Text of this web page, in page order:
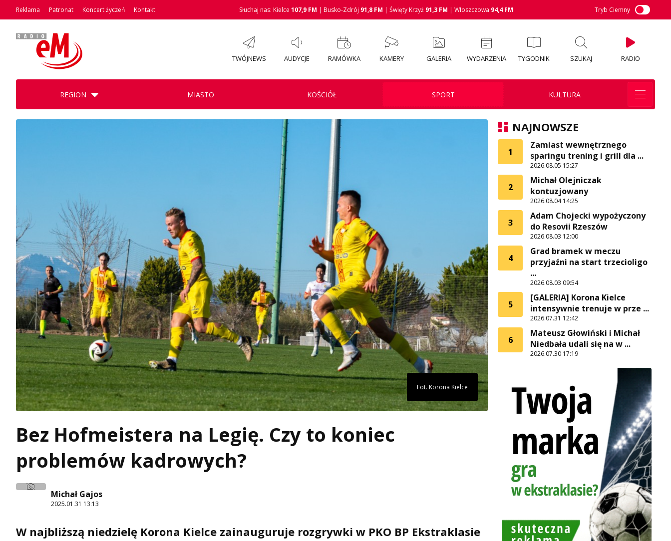
Reklama Patronat Koncert życzeń Kontakt Słuchaj nas: Kielce 107,9 FM | Busko-Zdrój 91,8 FM | Święty Krzyż 91,3 FM | Włoszczowa 94,4 FM Tryb Ciemny
TWÓJNEWS AUDYCJE RAMÓWKA KAMERY GALERIA WYDARZENIA TYGODNIK SZUKAJ RADIO
REGION MIASTO KOŚCIÓŁ SPORT KULTURA
Fot. Korona Kielce
Bez Hofmeistera na Legię. Czy to koniec
problemów kadrowych?
Michał Gajos
2025.01.31 13:13
W najbliższą niedzielę Korona Kielce zainauguruje rozgrywki w PKO BP Ekstraklasie
NAJNOWSZE
1
Zamiast wewnętrznego
sparingu trening i grill dla ...
2026.08.05 15:27
2
Michał Olejniczak
kontuzjowany
2026.08.04 14:25
3
Adam Chojecki wypożyczony
do Resovii Rzeszów
2026.08.03 12:00
4
Grad bramek w meczu
przyjaźni na start trzecioligo
...
2026.08.03 09:54
5
[GALERIA] Korona Kielce
intensywnie trenuje w prze ...
2026.07.31 12:42
6
Mateusz Głowiński i Michał
Niedbała udali się na w ...
2026.07.30 17:19